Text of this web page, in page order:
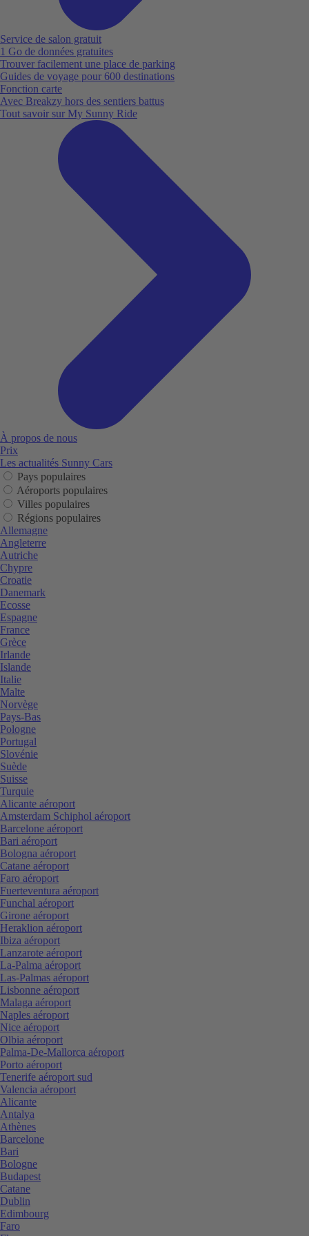
Service de salon gratuit
1 Go de données gratuites
Trouver facilement une place de parking
Guides de voyage pour 600 destinations
Fonction carte
Avec Breakzy hors des sentiers battus
Tout savoir sur My Sunny Ride
À propos de nous
Prix
Les actualités Sunny Cars
Pays populaires
Aéroports populaires
Villes populaires
Régions populaires
Allemagne
Angleterre
Autriche
Chypre
Croatie
Danemark
Ecosse
Espagne
France
Grèce
Irlande
Islande
Italie
Malte
Norvège
Pays-Bas
Pologne
Portugal
Slovénie
Suède
Suisse
Turquie
Alicante aéroport
Amsterdam Schiphol aéroport
Barcelone aéroport
Bari aéroport
Bologna aéroport
Catane aéroport
Faro aéroport
Fuerteventura aéroport
Funchal aéroport
Girone aéroport
Heraklion aéroport
Ibiza aéroport
Lanzarote aéroport
La-Palma aéroport
Las-Palmas aéroport
Lisbonne aéroport
Malaga aéroport
Naples aéroport
Nice aéroport
Olbia aéroport
Palma-De-Mallorca aéroport
Porto aéroport
Tenerife aéroport sud
Valencia aéroport
Alicante
Antalya
Athènes
Barcelone
Bari
Bologne
Budapest
Catane
Dublin
Edimbourg
Faro